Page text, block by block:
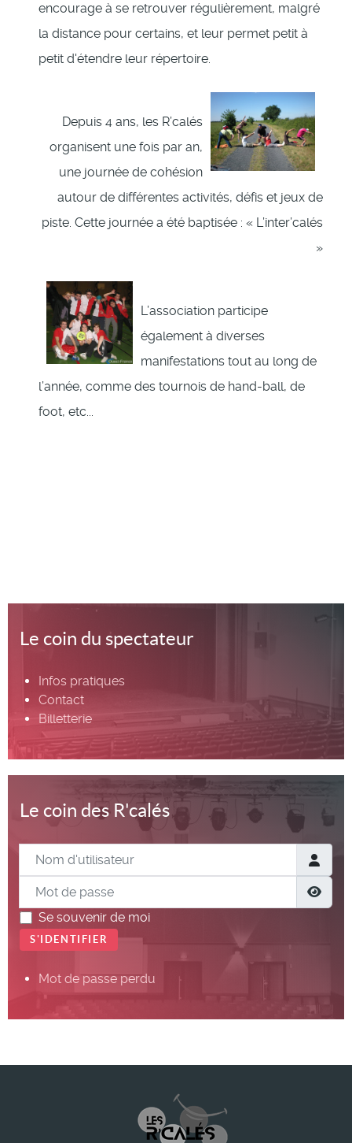
encourage à se retrouver régulièrement, malgré
la distance pour certains, et leur permet petit à
petit d'étendre leur répertoire.
Depuis 4 ans, les R’calés
organisent une fois par an,
une journée de cohésion
autour de différentes activités, défis et jeux de
piste. Cette journée a été baptisée : « L’inter’calés
»
L’association participe
également à diverses
manifestations tout au long de
l’année, comme des tournois de hand-ball, de
foot, etc...
Le coin du spectateur
Infos pratiques
Contact
Billetterie
Le coin des R'calés
Nom d'utilisateur
Mot de passe
Se souvenir de moi
S'IDENTIFIER
Mot de passe perdu